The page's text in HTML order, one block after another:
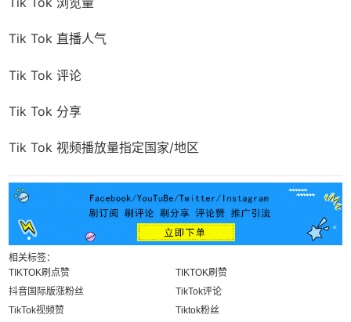
Tik Tok 直播人气
Tik Tok 评论
Tik Tok 分享
Tik Tok 视频播放量指定国家/地区
相关标签：
TIKTOK刷点赞
TIKTOK刷赞
抖音国际版涨粉丝
TikTok评论
TikTok视频赞
Tiktok粉丝